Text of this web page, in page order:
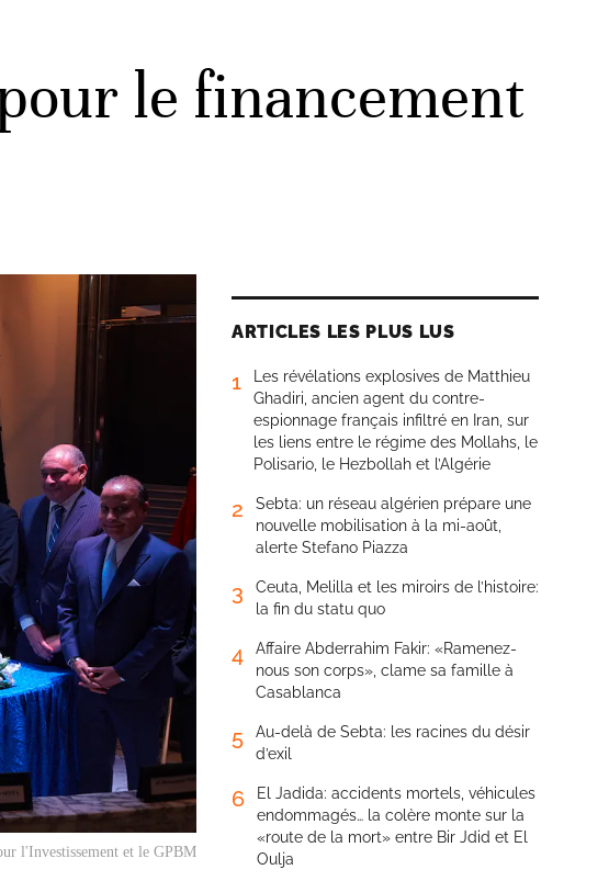
le financement
l'Investissement et le GPBM
ARTICLES LES PLUS LUS
1
Les révélations explosives de Matthieu
Ghadiri, ancien agent du contre-
espionnage français infiltré en Iran, sur
les liens entre le régime des Mollahs, le
Polisario, le Hezbollah et l’Algérie
2
Sebta: un réseau algérien prépare une
nouvelle mobilisation à la mi-août,
alerte Stefano Piazza
3
Ceuta, Melilla et les miroirs de l’histoire:
la fin du statu quo
4
Affaire Abderrahim Fakir: «Ramenez-
nous son corps», clame sa famille à
Casablanca
5
Au-delà de Sebta: les racines du désir
d’exil
6
El Jadida: accidents mortels, véhicules
endommagés… la colère monte sur la
«route de la mort» entre Bir Jdid et El
Oulja